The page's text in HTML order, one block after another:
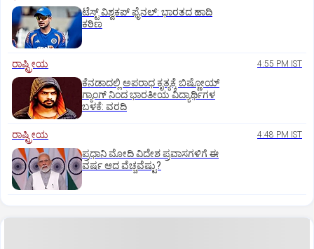
ಟೆಸ್ಟ್ ವಿಶ್ವಕಪ್‌ ಫೈನಲ್‌: ಭಾರತದ ಹಾದಿ
ಕಠಿಣ
ರಾಷ್ಟ್ರೀಯ 4:55 PM IST
ಕೆನಡಾದಲ್ಲಿ ಅಪರಾಧ ಕೃತ್ಯಕ್ಕೆ ಬಿಷ್ಣೋಯ್
ಗ್ಯಾಂಗ್ ನಿಂದ ಭಾರತೀಯ ವಿದ್ಯಾರ್ಥಿಗಳ
ಬಳಕೆ: ವರದಿ
ರಾಷ್ಟ್ರೀಯ 4:48 PM IST
ಪ್ರಧಾನಿ ಮೋದಿ ವಿದೇಶ ಪ್ರವಾಸಗಳಿಗೆ ಈ
ವರ್ಷ ಆದ ವೆಚ್ಚವೆಷ್ಟು?